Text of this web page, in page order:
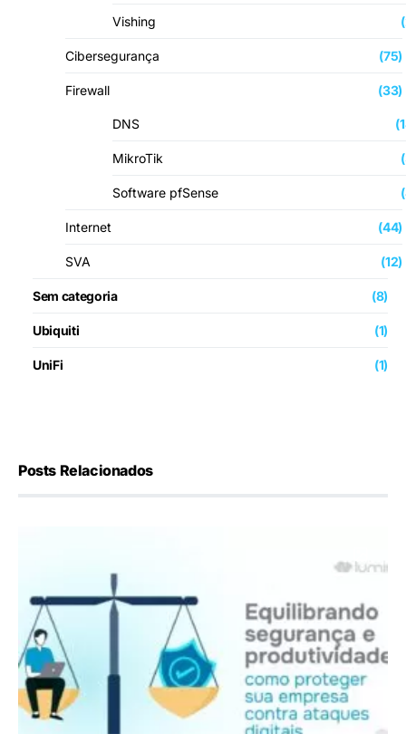
Vishing
Cibersegurança (75)
Firewall (33)
DNS
MikroTik
Software pfSense
Internet (44)
SVA (12)
Sem categoria (8)
Ubiquiti (1)
UniFi (1)
Posts Relacionados